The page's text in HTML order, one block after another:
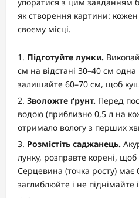
як створення картини:
своєму місці.
Підготуйте лунки.
см на відстані 30–40 см
залишайте 60–70 см, щоб
Зволожте ґрунт. Перед
водою (приблизно 0,5 л на
отримало вологу з перших
Розмістіть саджанець.
лунку, розправте корені,
Серцевина (точка росту) має
заглиблюйте і не піднімайте